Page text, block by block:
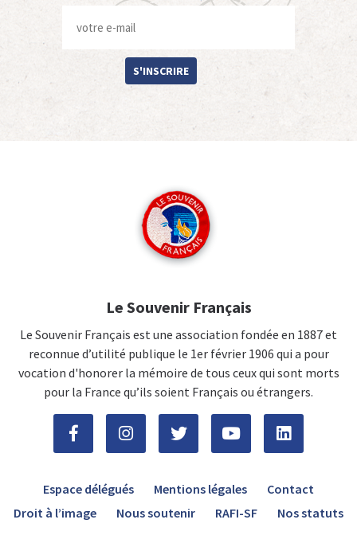
S'INSCRIRE
Le Souvenir Français
Le Souvenir Français est une association fondée en 1887 et
reconnue d’utilité publique le 1er février 1906 qui a pour
vocation d'honorer la mémoire de tous ceux qui sont morts
pour la France qu’ils soient Français ou étrangers.
Espace délégués Mentions légales
Contact
Droit à l’image
Nous soutenir RAFI-SF Nos statuts